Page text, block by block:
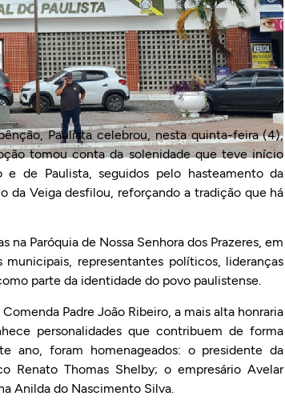
Paulista celebrou, nesta quinta-feira (4),
tomou conta da solenidade que teve início
de Paulista, seguidos pelo hasteamento da
da Veiga desfilou, reforçando a tradição que há
na Paróquia de Nossa Senhora dos Prazeres, em
representantes políticos, lideranças
parte da identidade do povo paulistense.
Padre João Ribeiro, a mais alta honraria
personalidades que contribuem de forma
ano, foram homenageados: o presidente da
Renato Thomas Shelby; o empresário Avelar
Anilda do Nascimento Silva.